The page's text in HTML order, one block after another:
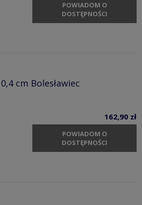
POWIADOM O
DOSTĘPNOŚCI
cm Bolesławiec
162,90 zł
POWIADOM O
DOSTĘPNOŚCI